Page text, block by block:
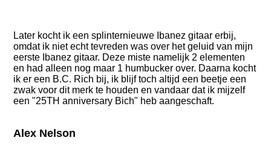
Later kocht ik een splinternieuwe Ibanez gitaar erbij,
omdat ik niet echt tevreden was over het geluid van mijn
eerste Ibanez gitaar. Deze miste namelijk 2 elementen
en had alleen nog maar 1 humbucker over. Daarna kocht
ik er een B.C. Rich bij, ik blijf toch altijd een beetje een
zwak voor dit merk te houden en vandaar dat ik mijzelf
een "25TH anniversary Bich" heb aangeschaft.
Alex Nelson